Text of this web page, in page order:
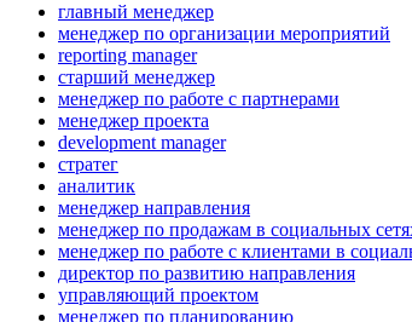
главный менеджер
менеджер по организации мероприятий
reporting manager
старший менеджер
менеджер по работе с партнерами
менеджер проекта
development manager
стратег
аналитик
менеджер направления
менеджер по продажам в социальных
менеджер по работе с клиентами в
директор по развитию направления
управляющий проектом
менеджер по планированию